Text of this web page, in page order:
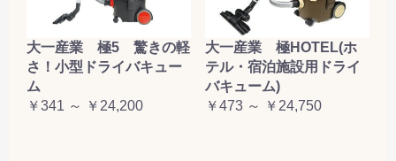
大一産業 極5 驚きの軽
さ！小型ドライバキュー
ム
￥341 ～ ￥24,200
大一産業 極HOTEL(ホ
テル・宿泊施設用ドライ
バキューム)
￥473 ～ ￥24,750